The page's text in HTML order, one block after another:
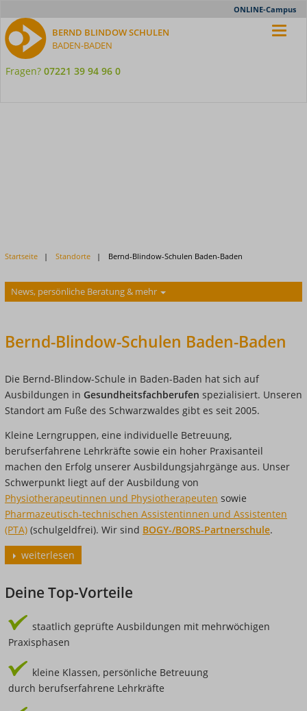
ONLINE-Campus
Fragen? 07221 39 94 96 0
BERND BLINDOW SCHULEN
BADEN-BADEN
Startseite Standorte Bernd-Blindow-Schulen Baden-Baden
News, persönliche Beratung & mehr
Bernd-Blindow-Schulen Baden-Baden
Die Bernd-Blindow-Schule in Baden-Baden hat sich auf
Ausbildungen in Gesundheitsfachberufen spezialisiert. Unseren
Standort am Fuße des Schwarzwaldes gibt es seit 2005.
Kleine Lerngruppen, eine individuelle Betreuung,
berufserfahrene Lehrkräfte sowie ein hoher Praxisanteil
machen den Erfolg unserer Ausbildungsjahrgänge aus. Unser
Schwerpunkt liegt auf der Ausbildung von
Physiotherapeutinnen und Physiotherapeuten sowie
Pharmazeutisch-technischen Assistentinnen und Assistenten
(PTA) (schulgeldfrei). Wir sind BOGY-/BORS-Partnerschule.
weiterlesen
Deine Top-Vorteile
staatlich geprüfte Ausbildungen mit mehrwöchigen
Praxisphasen
kleine Klassen, persönliche Betreuung
durch berufserfahrene Lehrkräfte